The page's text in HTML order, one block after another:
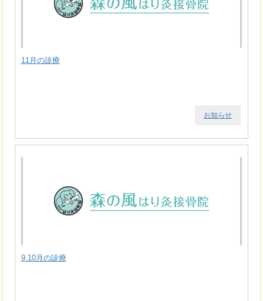
11月の診療
お知らせ
9.10月の診療